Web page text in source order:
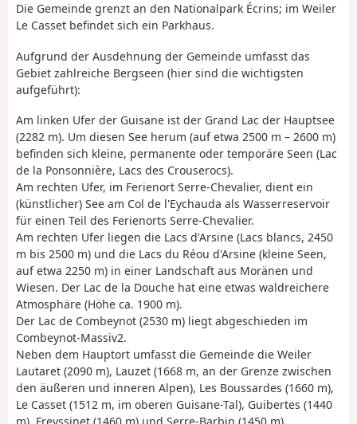
Die Gemeinde grenzt an den Nationalpark Écrins; im Weiler
Le Casset befindet sich ein Parkhaus.
Aufgrund der Ausdehnung der Gemeinde umfasst das
Gebiet zahlreiche Bergseen (hier sind die wichtigsten
aufgeführt):
Am linken Ufer der Guisane ist der Grand Lac der Hauptsee
(2282 m). Um diesen See herum (auf etwa 2500 m – 2600 m)
befinden sich kleine, permanente oder temporäre Seen (Lac
de la Ponsonnière, Lacs des Crouserocs).
Am rechten Ufer, im Ferienort Serre-Chevalier, dient ein
(künstlicher) See am Col de l'Eychauda als Wasserreservoir
für einen Teil des Ferienorts Serre-Chevalier.
Am rechten Ufer liegen die Lacs d'Arsine (Lacs blancs, 2450
m bis 2500 m) und die Lacs du Réou d'Arsine (kleine Seen,
auf etwa 2250 m) in einer Landschaft aus Moränen und
Wiesen. Der Lac de la Douche hat eine etwas waldreichere
Atmosphäre (Höhe ca. 1900 m).
Der Lac de Combeynot (2530 m) liegt abgeschieden im
Combeynot-Massiv2.
Neben dem Hauptort umfasst die Gemeinde die Weiler
Lautaret (2090 m), Lauzet (1668 m, an der Grenze zwischen
den äußeren und inneren Alpen), Les Boussardes (1660 m),
Le Casset (1512 m, im oberen Guisane-Tal), Guibertes (1440